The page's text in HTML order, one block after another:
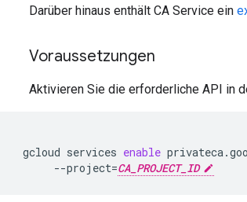
Darüber hinaus enthält CA Service ein
Voraussetzungen
Aktivieren Sie die erforderliche API in
gcloud services enable
--project=CA_PROJECT_ID